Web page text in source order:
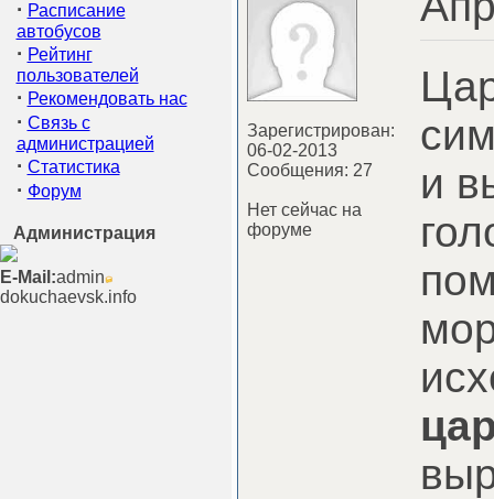
· Расписание
автобусов
· Рейтинг
пользователей
· Рекомендовать нас
· Связь с
администрацией
· Статистика
· Форум
Администрация
E-Mail:admin
dokuchaevsk.info
Зарегистрирован:
06-02-2013
Сообщения: 27
Нет сейчас на
форуме
и